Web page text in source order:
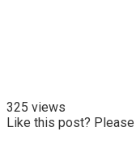
325 views
Like this post?